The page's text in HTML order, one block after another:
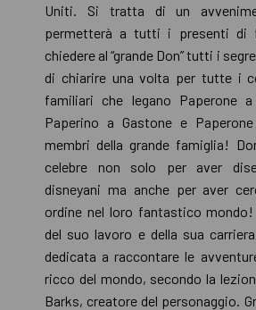
Uniti. Si tratta di un
permetterà a tutti i presenti di
chiedere al “grande Don” tutti i
di chiarire una volta per tutte i
familiari che legano Paperone
Paperino a Gastone e
membri della grande famiglia!
celebre non solo per aver
disneyani ma anche per aver
ordine nel loro fantastico
del suo lavoro e della sua
dedicata a raccontare le
ricco del mondo, secondo la
Barks, creatore del personaggio.